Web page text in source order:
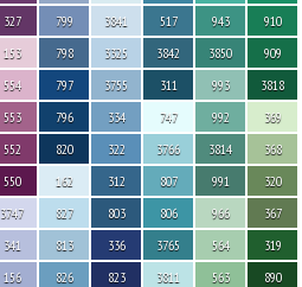
327
153
554
553
552
550
3747
341
156
799
798
797
796
820
162
827
813
826
3841
3325
3755
334
322
312
803
336
823
517
3842
311
747
3766
807
806
3765
3811
943
3850
993
992
3814
991
966
564
563
910
909
3818
369
368
320
367
319
890